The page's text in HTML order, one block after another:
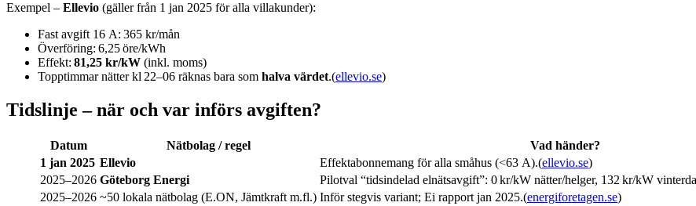
Exempel – Ellevio (gäller från 1 jan 2025 för alla villakunder):
Fast avgift 16 A: 365 kr/mån
Överföring: 6,25 öre/kWh
Effekt: 81,25 kr/kW (inkl. moms)
Topptimmar nätter kl 22–06 räknas bara som halva värdet.(ellevio.se)
Tidslinje – när och var införs avgiften?
Datum Nätbolag / regel
Vad händer?
1 jan 2025 Ellevio Effektabonnemang för alla småhus (<63 A).(ellevio.se)
2025–2026 Göteborg Energi Pilotval “tidsindelad elnätsavgift”: 0 kr/kW nätter/helger, 132 kr/kW
2025–2026 ~50 lokala nätbolag (E.ON, Jämtkraft m.fl.) Inför stegvis variant; Ei rapport jan 2025.(energiforetagen.se)